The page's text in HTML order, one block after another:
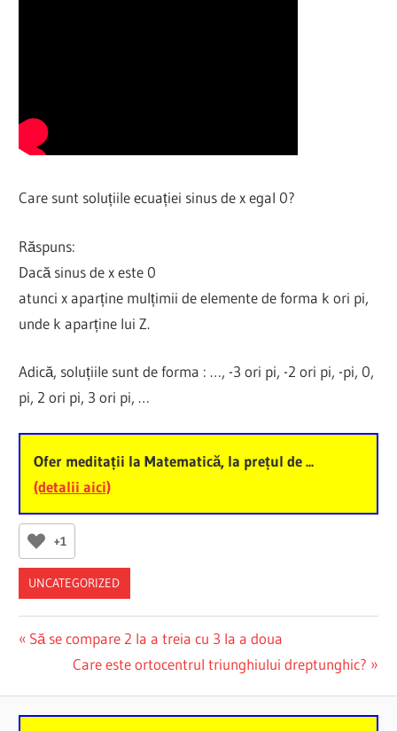
Care sunt soluțiile ecuației sinus de x egal 0?
Răspuns:
Dacă sinus de x este 0
atunci x aparține mulțimii de elemente de forma k ori pi,
unde k aparține lui Z.
Adică, soluțiile sunt de forma : …, -3 ori pi, -2 ori pi, -pi, 0,
pi, 2 ori pi, 3 ori pi, …
Ofer meditații la Matematică, la prețul de ...
(detalii aici)
+1
UNCATEGORIZED
Post
navigation
Previous
Să se compare 2 la a treia cu 3 la a doua
Next
Care este ortocentrul triunghiului dreptunghic?